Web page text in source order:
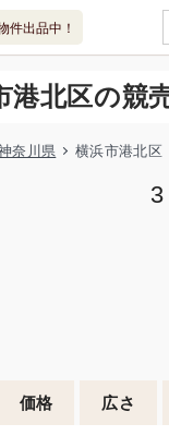
件出品中！
港北区の競
奈川県 横浜市港北区
3
価格 広さ